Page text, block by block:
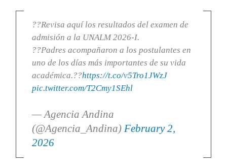
??Revisa aquí los resultados del examen de
admisión a la UNALM 2026-I.
??Padres acompañaron a los postulantes en
uno de los días más importantes de su vida
académica.??https://t.co/v5Tro1JWzJ
pic.twitter.com/T2Cmy1SEhl
— Agencia Andina
(@Agencia_Andina) February 2,
2026